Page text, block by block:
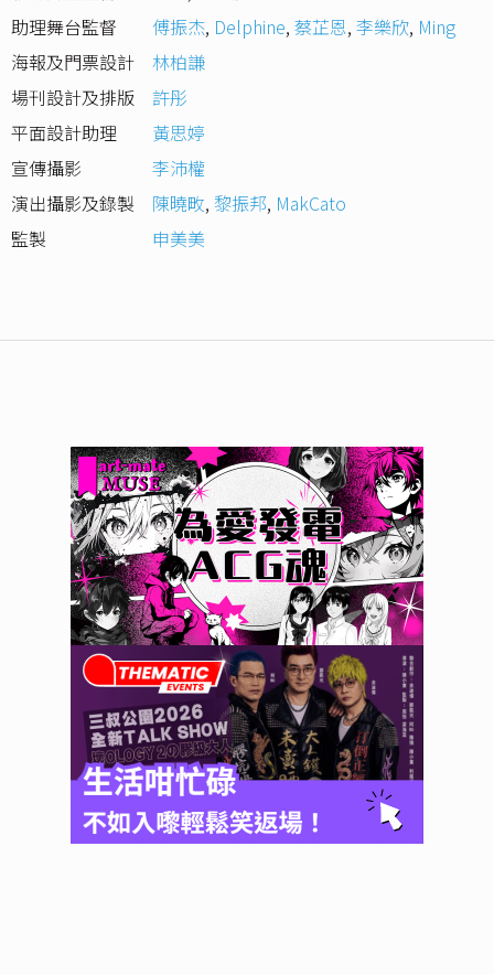
助理舞台監督
傅振杰, Delphine,蔡芷恩,李樂欣, Ming
海報及門票設計
林柏謙
場刊設計及排版
許彤
平面設計助理
黃思婷
宣傳攝影
李沛權
演出攝影及錄製
陳曉畋,黎振邦, MakCato
監製
申美美